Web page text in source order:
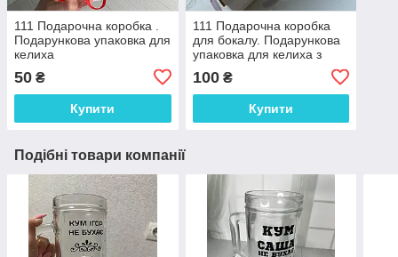
111 Подарочна коробка .
Подарункова упаковка для
келиха
50 ₴
Купити
111 Подарочна коробка
для бокалу. Подарункова
упаковка для келиха з
100₴
Купити
Подібні товари компанії